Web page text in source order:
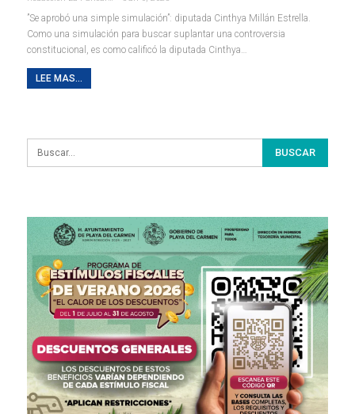
”Se aprobó una simple simulación”: diputada Cinthya Millán Estrella.
Como una simulación para buscar suplantar una controversia
constitucional, es como calificó la diputada Cinthya…
LEE MAS...